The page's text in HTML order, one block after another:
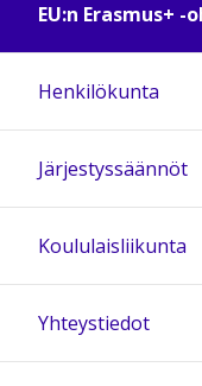
EU:n Erasmus+ -
Henkilökunta
Järjestyssäännöt
Koululaisliikunta
Yhteystiedot